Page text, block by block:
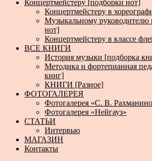
Концертмейстеру [подборки нот]
Концертмейстеру в
Музыкальному
нот]
Концертмейстеру в классе
ВСЕ КНИГИ
История музыки [подборка
Методика и фортепианная
книг]
КНИГИ [Разное]
ФОТОГАЛЕРЕЯ
Фотогалерея «С. В.
Фотогалерея «Нейгауз»
СТАТЬИ
Интервью
МАГАЗИН
Контакты